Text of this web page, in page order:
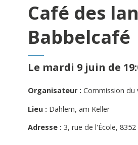
Café des
Babbelcafé
Le mardi 9 juin de
Organisateur : Commission du
Lieu : Dahlem, am Keller
Adresse : 3, rue de l'École,